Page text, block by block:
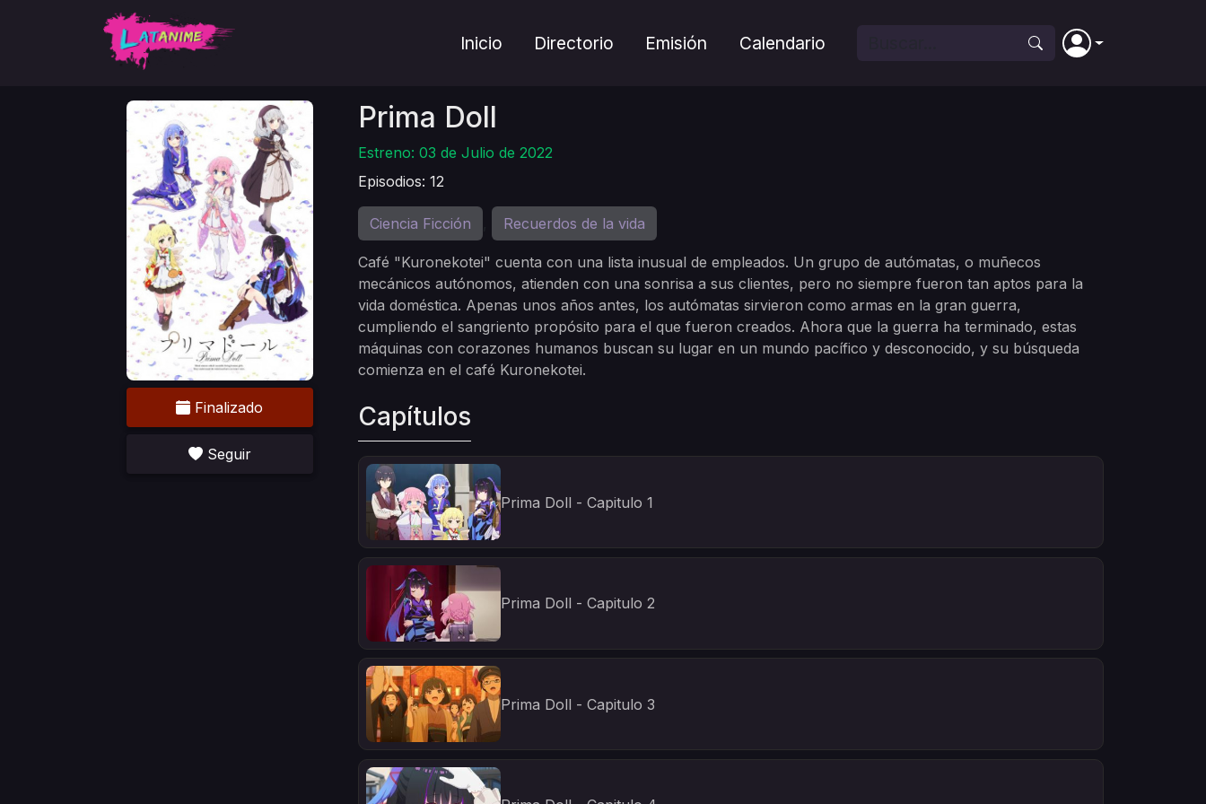
Inicio Directorio Emisión Calendario
Finalizado
Seguir
Prima Doll
Estreno: 03 de Julio de 2022
Episodios: 12
Ciencia Ficción Recuerdos de la vida
Café "Kuronekotei" cuenta con una lista inusual de empleados. Un grupo de autómatas, o muñecos
mecánicos autónomos, atienden con una sonrisa a sus clientes, pero no siempre fueron tan aptos para la
vida doméstica. Apenas unos años antes, los autómatas sirvieron como armas en la gran guerra,
cumpliendo el sangriento propósito para el que fueron creados. Ahora que la guerra ha terminado, estas
máquinas con corazones humanos buscan su lugar en un mundo pacífico y desconocido, y su búsqueda
comienza en el café Kuronekotei.
Capítulos
Prima Doll - Capitulo 1
Prima Doll - Capitulo 2
Prima Doll - Capitulo 3